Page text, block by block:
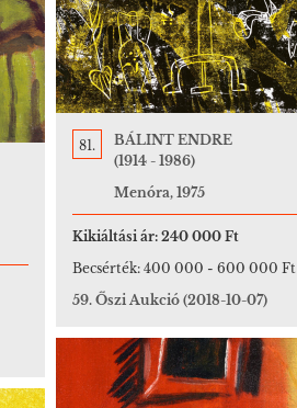
81.
BÁLINT ENDRE
(1914 - 1986)
Menóra, 1975
Kikiáltási ár: 240 000 Ft
Becsérték: 400 000 - 600 000 Ft
59. Őszi Aukció (2018-10-07)